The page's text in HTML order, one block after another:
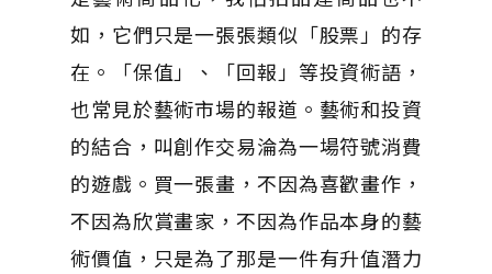
如，它們只是一張張類似「股票」的存
在。「保值」、「回報」等投資術語，
也常見於藝術市場的報道。藝術和投資
的結合，叫創作交易淪為一場符號消費
的遊戲。買一張畫，不因為喜歡畫作，
不因為欣賞畫家，不因為作品本身的藝
術價值，只是為了那是一件有升值潛力